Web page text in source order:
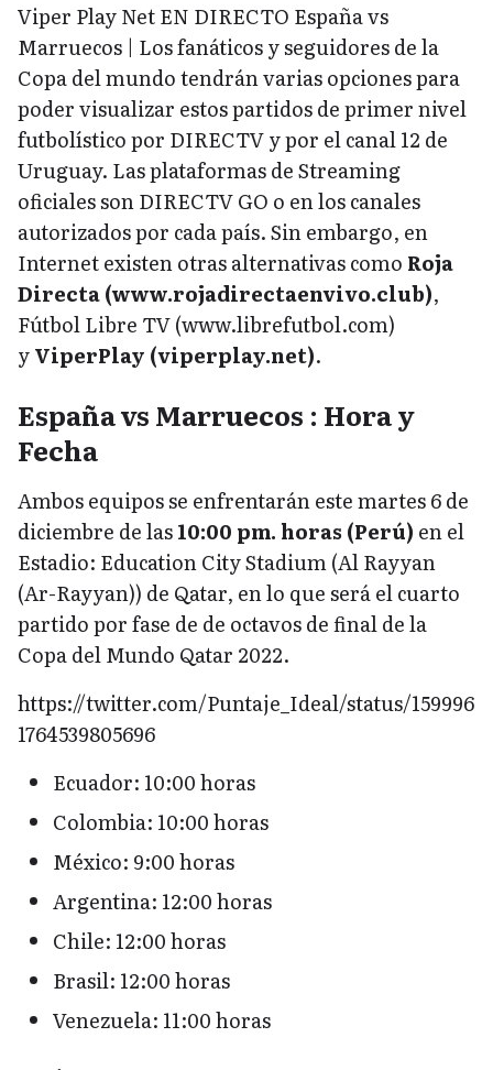
Viper Play Net EN DIRECTO España vs
Marruecos | Los fanáticos y seguidores de la
Copa del mundo tendrán varias opciones para
poder visualizar estos partidos de primer nivel
futbolístico por DIRECTV y por el canal 12 de
Uruguay. Las plataformas de Streaming
oficiales son DIRECTV GO o en los canales
autorizados por cada país. Sin embargo, en
Internet existen otras alternativas como Roja
Directa (www.rojadirectaenvivo.club),
Fútbol Libre TV (www.librefutbol.com)
yViperPlay (viperplay.net).
España vs Marruecos : Hora y
Fecha
Ambos equipos se enfrentarán este martes 6 de
diciembre de las10:00 pm. horas (Perú) en el
Estadio: Education City Stadium (Al Rayyan
(Ar-Rayyan)) de Qatar, en lo que será el cuarto
partido por fase de de octavos de final de la
Copa del Mundo Qatar 2022.
https://twitter.com/Puntaje_Ideal/status/159996
1764539805696
Ecuador: 10:00 horas
Colombia: 10:00 horas
México: 9:00 horas
Argentina: 12:00 horas
Chile: 12:00 horas
Brasil: 12:00 horas
Venezuela: 11:00 horas